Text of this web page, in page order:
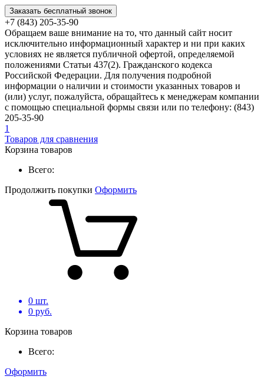
Заказать бесплатный звонок
+7 (843) 205-35-90
Обращаем ваше внимание на то, что данный сайт носит
исключительно информационный характер и ни при каких
условиях не является публичной офертой, определяемой
положениями Статьи 437(2). Гражданского кодекса
Российской Федерации. Для получения подробной
информации о наличии и стоимости указанных товаров и
(или) услуг, пожалуйста, обращайтесь к менеджерам компании
с помощью специальной формы связи или по телефону: (843)
205-35-90
1
Товаров для сравнения
Корзина товаров
Всего:
Продолжить покупки Оформить
0 шт.
0 руб.
Корзина товаров
Всего:
Оформить